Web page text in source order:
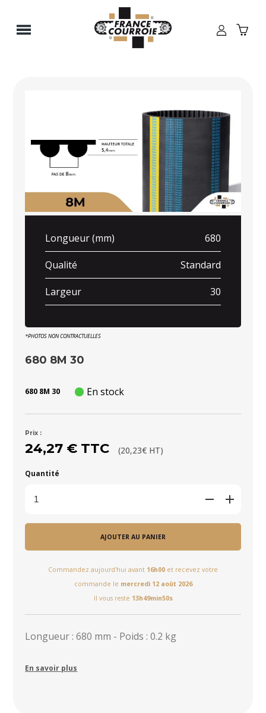
Longueur (mm) 680
Qualité Standard
Largeur 30
*PHOTOS NON CONTRACTUELLES
680 8M 30
680 8M 30 En stock
Prix :
24,27 € TTC (20,23€ HT)
Quantité
AJOUTER AU PANIER
Commandez aujourd'hui avant 16h00 et recevez votre
commande le mercredi 12 août 2026
Il vous reste 13h49min50s
Longueur : 680 mm - Poids : 0.2 kg
En savoir plus
Panneau de gestion des cookies